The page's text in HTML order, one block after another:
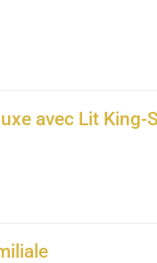
avec Lit King-